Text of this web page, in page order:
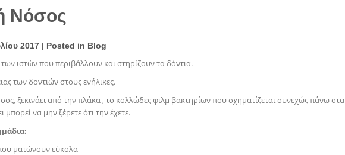
Νόσος
2017 | Posted in Blog
ιστών που περιβάλλουν και στηρίζουν τα δόντια.
των δοντιών στους ενήλικες.
ξεκινάει από την πλάκα , το κολλώδες φιλμ βακτηρίων που σχηματίζεται συνεχώς πάνω στα
να μην ξέρετε ότι την έχετε.
ματώνουν εύκολα